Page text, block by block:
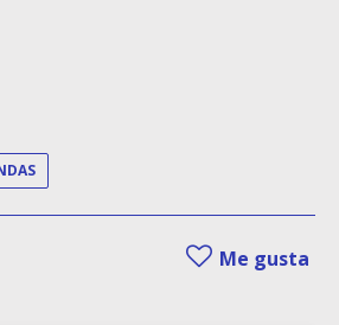
Me gusta